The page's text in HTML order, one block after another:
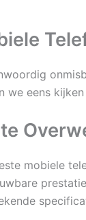
we eens
mobiele